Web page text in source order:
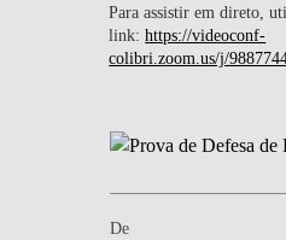
Para assistir em direto,
link:https://videoconf-
colibri.zoom.us/j/
De